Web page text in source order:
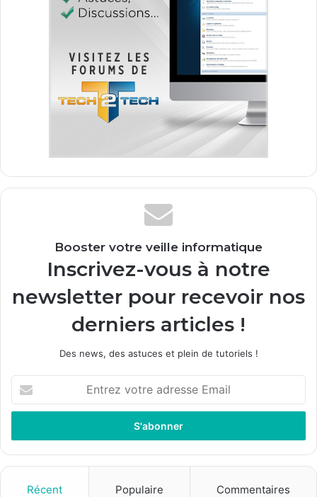
Booster votre veille informatique
Inscrivez-vous à notre
newsletter pour recevoir nos
derniers articles !
Des news, des astuces et plein de tutoriels !
t
e
z
Récent Populaire Commentaires